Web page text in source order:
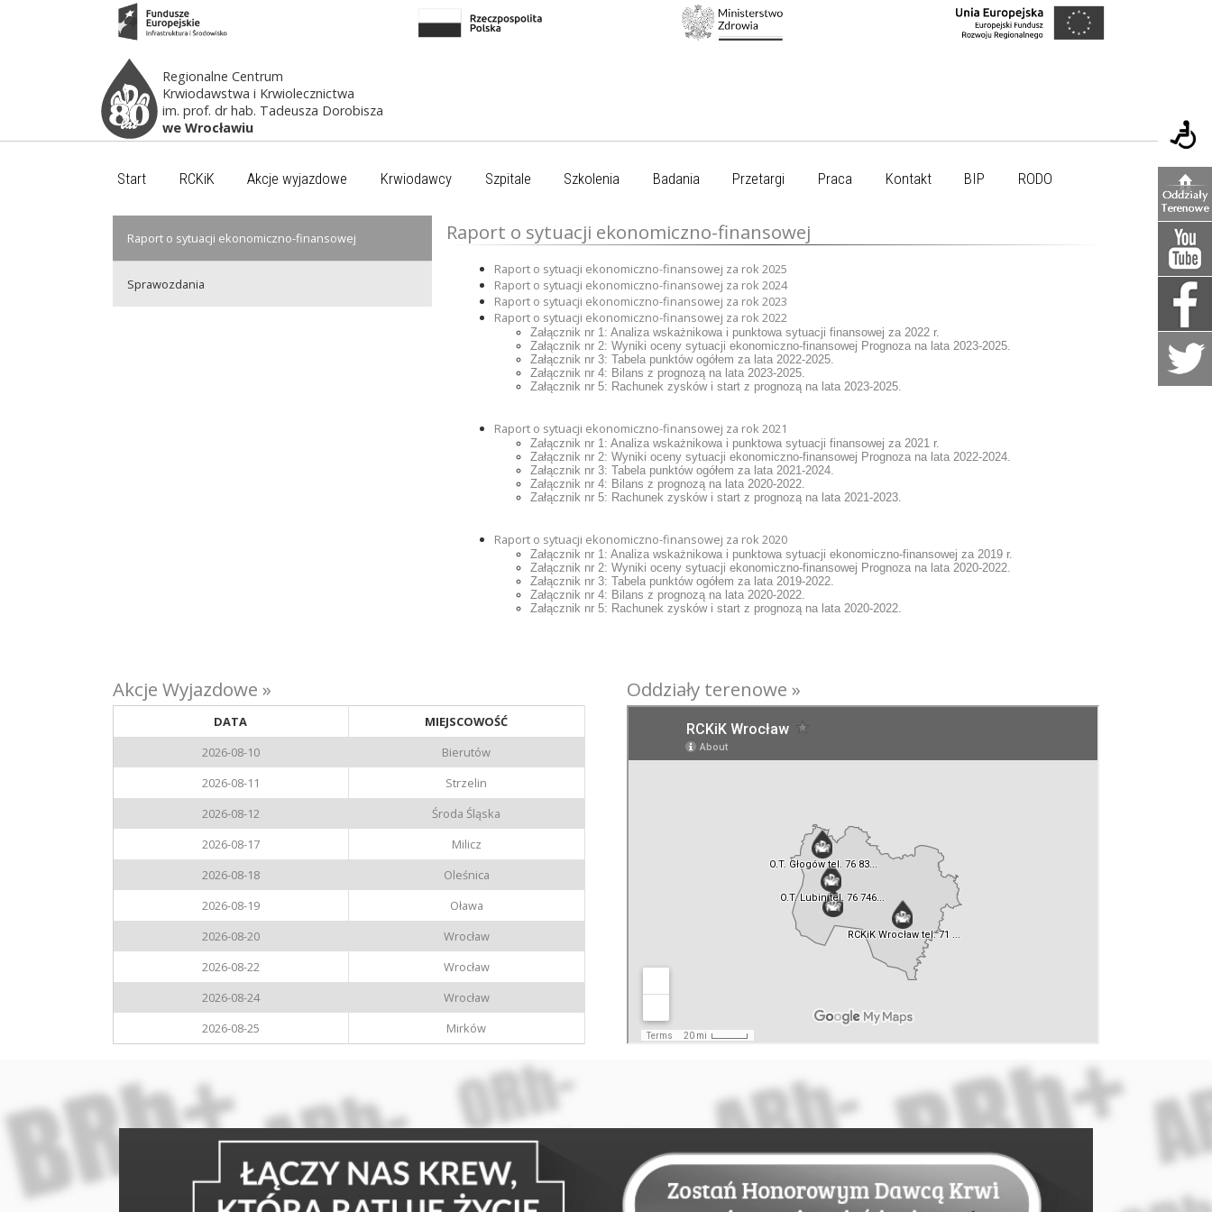
Regionalne Centrum
Krwiodawstwa i Krwiolecznictwa
im. prof. dr hab. Tadeusza Dorobisza
we Wrocławiu
Start RCKiK Akcje wyjazdowe Krwiodawcy Szpitale Szkolenia Badania Przetargi Praca Kontakt BIP RODO
Raport o sytuacji ekonomiczno-finansowej
Sprawozdania
Raport o sytuacji ekonomiczno-finansowej
Raport o sytuacji ekonomiczno-finansowej za rok 2025
Raport o sytuacji ekonomiczno-finansowej za rok 2024
Raport o sytuacji ekonomiczno-finansowej za rok 2023
Raport o sytuacji ekonomiczno-finansowej za rok 2022
Załącznik nr 1: Analiza wskażnikowa i punktowa sytuacji finansowej za 2022 r.
Załącznik nr 2: Wyniki oceny sytuacji ekonomiczno-finansowej Prognoza na lata 2023-2025.
Załącznik nr 3: Tabela punktów ogółem za lata 2022-2025.
Załącznik nr 4: Bilans z prognozą na lata 2023-2025.
Załącznik nr 5: Rachunek zysków i start z prognozą na lata 2023-2025.
Raport o sytuacji ekonomiczno-finansowej za rok 2021
Załącznik nr 1: Analiza wskażnikowa i punktowa sytuacji finansowej za 2021 r.
Załącznik nr 2: Wyniki oceny sytuacji ekonomiczno-finansowej Prognoza na lata 2022-2024.
Załącznik nr 3: Tabela punktów ogółem za lata 2021-2024.
Załącznik nr 4: Bilans z prognozą na lata 2020-2022.
Załącznik nr 5: Rachunek zysków i start z prognozą na lata 2021-2023.
Raport o sytuacji ekonomiczno-finansowej za rok 2020
Załącznik nr 1: Analiza wskażnikowa i punktowa sytuacji ekonomiczno-finansowej za 2019 r.
Załącznik nr 2: Wyniki oceny sytuacji ekonomiczno-finansowej Prognoza na lata 2020-2022.
Załącznik nr 3: Tabela punktów ogółem za lata 2019-2022.
Załącznik nr 4: Bilans z prognozą na lata 2020-2022.
Załącznik nr 5: Rachunek zysków i start z prognozą na lata 2020-2022.
Akcje Wyjazdowe »
DATA
MIEJSCOWOŚĆ
2026-08-10
Bierutów
2026-08-11
Strzelin
2026-08-12
Środa Śląska
2026-08-17
Milicz
2026-08-18
Oleśnica
2026-08-19
Oława
2026-08-20
Wrocław
2026-08-22
Wrocław
2026-08-24
Wrocław
2026-08-25
Mirków
Oddziały terenowe »